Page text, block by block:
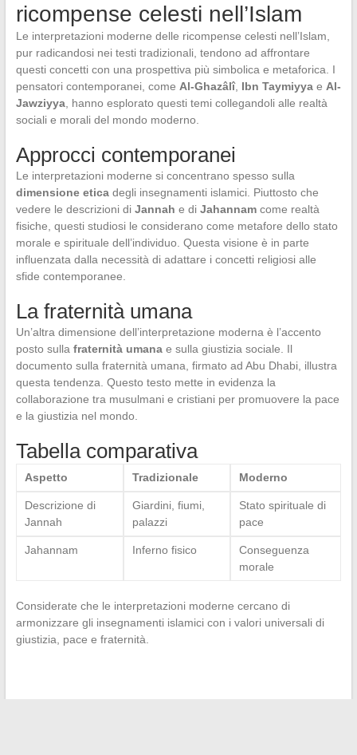
ricompense celesti nell’Islam
Le interpretazioni moderne delle ricompense celesti nell’Islam,
pur radicandosi nei testi tradizionali, tendono ad affrontare
questi concetti con una prospettiva più simbolica e metaforica. I
pensatori contemporanei, come Al-Ghazâlî, Ibn Taymiyyae Al-
Jawziyya, hanno esplorato questi temi collegandoli alle realtà
sociali e morali del mondo moderno.
Approcci contemporanei
Le interpretazioni moderne si concentrano spesso sulla
dimensione eticadegli insegnamenti islamici. Piuttosto che
vedere le descrizioni di Jannah e di Jahannamcome realtà
fisiche, questi studiosi le considerano come metafore dello stato
morale e spirituale dell’individuo. Questa visione è in parte
influenzata dalla necessità di adattare i concetti religiosi alle
sfide contemporanee.
La fraternità umana
Un’altra dimensione dell’interpretazione moderna è l’accento
posto sulla fraternità umanae sulla giustizia sociale. Il
documento sulla fraternità umana, firmato ad Abu Dhabi, illustra
questa tendenza. Questo testo mette in evidenza la
collaborazione tra musulmani e cristiani per promuovere la pace
e la giustizia nel mondo.
Tabella comparativa
Aspetto Tradizionale Moderno
Descrizione di
Jannah
Giardini, fiumi,
palazzi
Stato spirituale di
pace
Jahannam Inferno fisico
Conseguenza
morale
Considerate che le interpretazioni moderne cercano di
armonizzare gli insegnamenti islamici con i valori universali di
giustizia, pace e fraternità.